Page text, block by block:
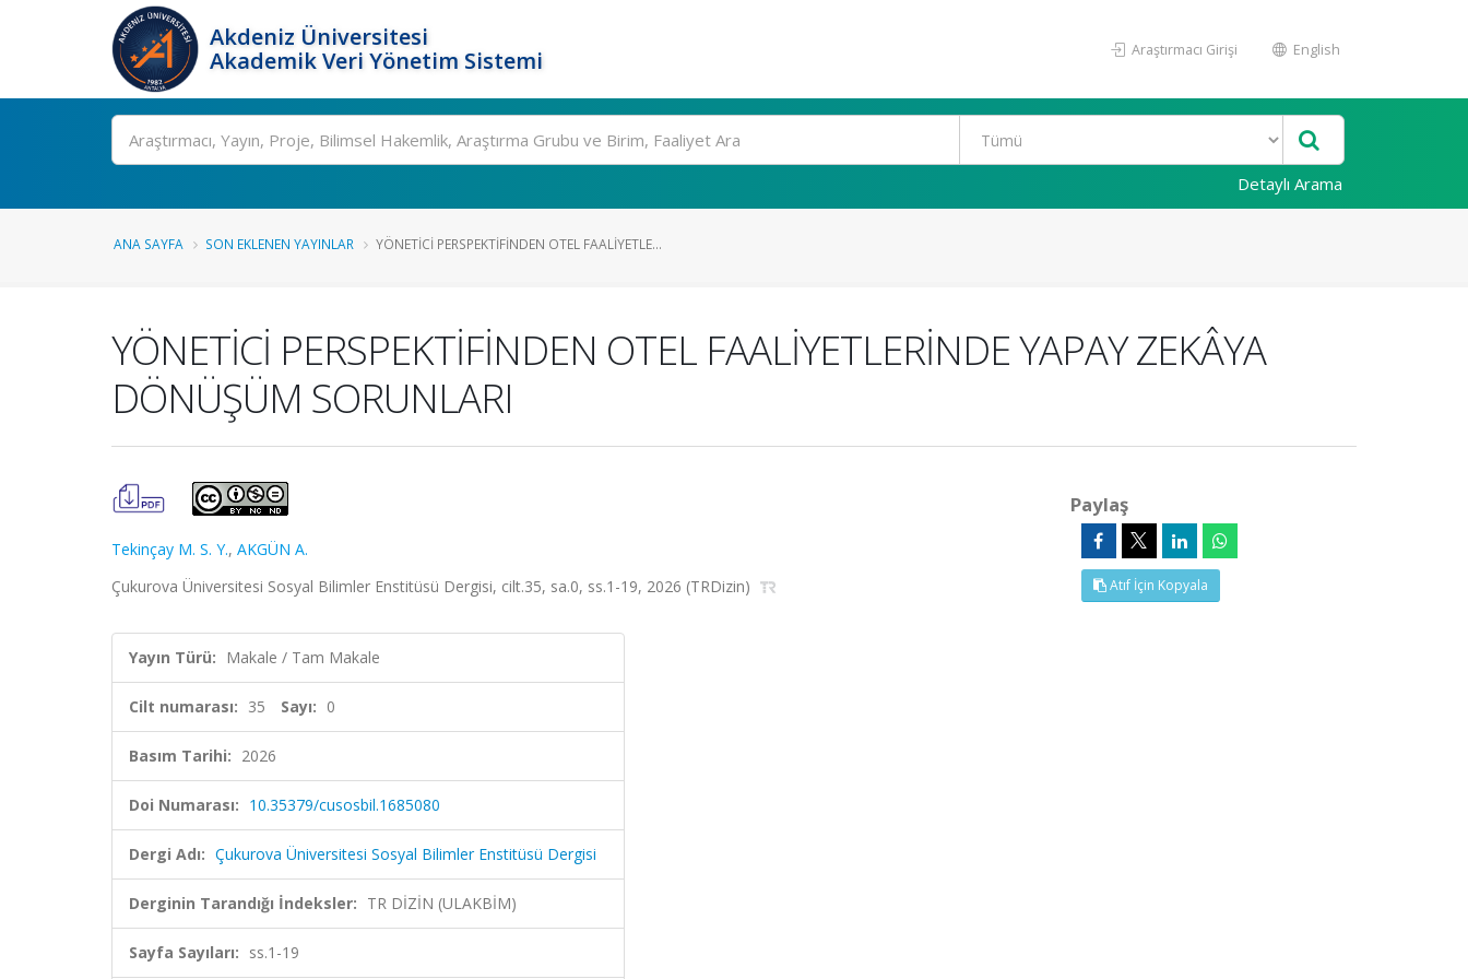
Akdeniz Üniversitesi
Akademik Veri Yönetim Sistemi
Araştırmacı Girişi English
Ara
Detaylı Arama
ANA SAYFA SON EKLENEN YAYINLAR YÖNETİCİ PERSPEKTİFİNDEN OTEL FAALİYETLE...
YÖNETİCİ PERSPEKTİFİNDEN OTEL FAALİYETLERİNDE YAPAY ZEKÂYA
DÖNÜŞÜM SORUNLARI
Tekinçay M. S. Y., AKGÜN A.
Çukurova Üniversitesi Sosyal Bilimler Enstitüsü Dergisi, cilt.35, sa.0, ss.1-19, 2026 (TRDizin)
Yayın Türü: Makale / Tam Makale
Cilt numarası: 35 Sayı: 0
Basım Tarihi: 2026
Doi Numarası: 10.35379/cusosbil.1685080
Dergi Adı: Çukurova Üniversitesi Sosyal Bilimler Enstitüsü Dergisi
Derginin Tarandığı İndeksler: TR DİZİN (ULAKBİM)
Sayfa Sayıları: ss.1-19
Paylaş
Atıf İçin Kopyala